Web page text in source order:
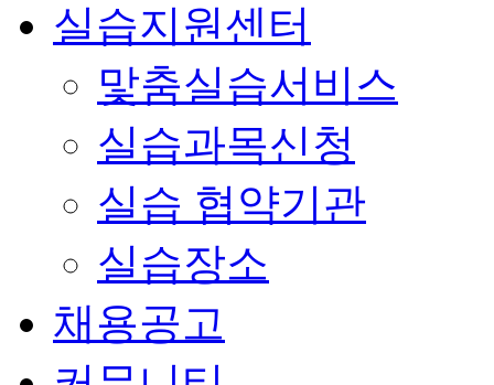
실습지원센터
맟춤실습서비스
실습과목신청
실습 협약기관
실습장소
채용공고